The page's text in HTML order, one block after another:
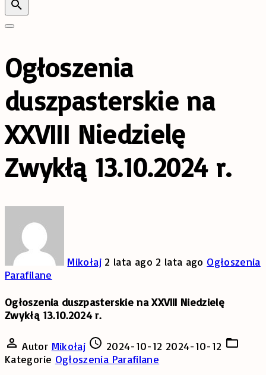
Ogłoszenia
duszpasterskie na
XXVIII Niedzielę
Zwykłą 13.10.2024 r.
Mikołaj 2 lata ago 2 lata ago Ogłoszenia
Parafilane
Ogłoszenia duszpasterskie na XXVIII Niedzielę
Zwykłą 13.10.2024 r.
Autor Mikołaj 2024-10-12 2024-10-12
Kategorie Ogłoszenia Parafilane